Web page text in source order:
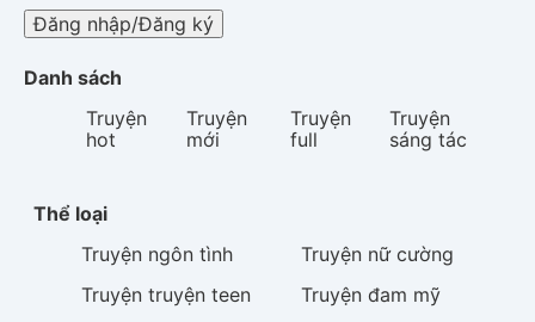
Đăng nhập/Đăng ký
Danh sách
Truyện
hot
Truyện
mới
Truyện
full
Truyện
sáng tác
Thể loại
Truyện ngôn tình Truyện nữ cường
Truyện truyện teen Truyện đam mỹ